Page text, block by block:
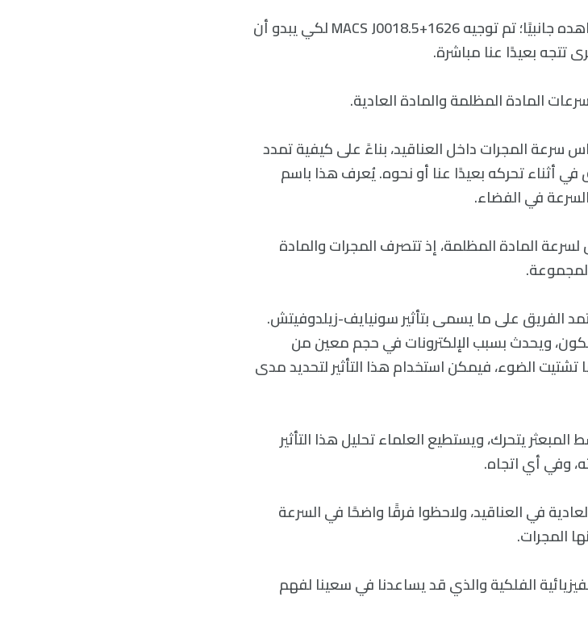
أُجري قياس سابق على تصادم عنقود نشاهده جانبيًا؛ تم توجيه MACS J0018.5+1626 لكي يبدو أن
تتجه بعيدًا عنا مباشرة.
المادة المظلمة والمادة العادية.
المجرات داخل العناقيد، بناءً على كيفية تمدد
في أثناء تحركه بعيدًا عنا أو نحوه. يُعرف هذا باسم
في الفضاء.
المادة المظلمة، إذ تتصرف المجرات والمادة
الفريق على ما يسمى بتأثير سونيايف-زيلدوفيتش.
ويحدث بسبب الإلكترونات في حجم معين من
تشتيت الضوء، فيمكن استخدام هذا التأثير لتحديد مدى
يتحرك، ويستطيع العلماء تحليل هذا التأثير
وفي أي اتجاه.
في العناقيد، ولاحظوا فرقًا واضحًا في السرعة
المجرات.
الفلكية والذي قد يساعدنا في سعينا لفهم